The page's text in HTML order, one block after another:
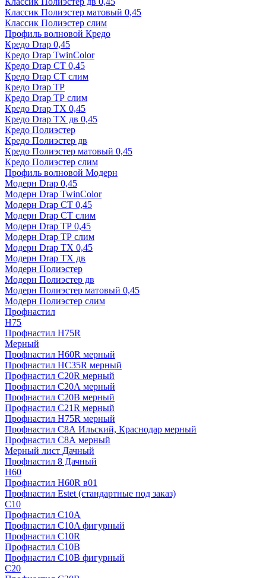
Классик Полиэстер матовый 0,45
Классик Полиэстер слим
Профиль волновой Кредо
Кредо Drap 0,45
Кредо Drap TwinColor
Кредо Drap СТ 0,45
Кредо Drap СТ слим
Кредо Drap ТР
Кредо Drap ТР слим
Кредо Drap ТХ 0,45
Кредо Drap ТХ дв 0,45
Кредо Полиэстер
Кредо Полиэстер дв
Кредо Полиэстер матовый 0,45
Кредо Полиэстер слим
Профиль волновой Модерн
Модерн Drap 0,45
Модерн Drap TwinColor
Модерн Drap СТ 0,45
Модерн Drap СТ слим
Модерн Drap ТР 0,45
Модерн Drap ТР слим
Модерн Drap ТХ 0,45
Модерн Drap ТХ дв
Модерн Полиэстер
Модерн Полиэстер дв
Модерн Полиэстер матовый 0,45
Модерн Полиэстер слим
Профнастил
H75
Профнастил H75R
Мерный
Профнастил H60R мерный
Профнастил HC35R мерный
Профнастил С20R мерный
Профнастил С20А мерный
Профнастил С20В мерный
Профнастил С21R мерный
Профнастил Н75R мерный
Профнастил С8А Ильский, Краснодар мерный
Профнастил С8А мерный
Мерный лист Дачный
Профнастил 8 Дачный
Н60
Профнастил H60R в01
Профнастил Estet (стандартные под заказ)
C10
Профнастил С10A
Профнастил С10A фигурный
Профнастил С10R
Профнастил С10В
Профнастил С10В фигурный
C20